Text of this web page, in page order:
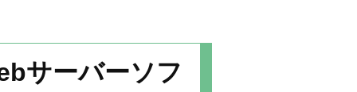
サーバーソフ